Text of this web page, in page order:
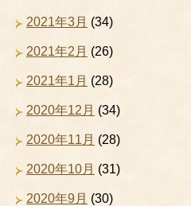
2021年3月 (34)
2021年2月 (26)
2021年1月 (28)
2020年12月 (34)
2020年11月 (28)
2020年10月 (31)
2020年9月 (30)